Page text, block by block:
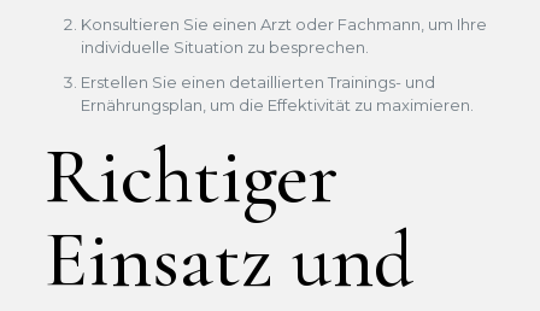
Konsultieren Sie einen Arzt oder Fachmann, um Ihre
individuelle Situation zu besprechen.
Erstellen Sie einen detaillierten Trainings- und
Ernährungsplan, um die Effektivität zu maximieren.
Richtiger
Einsatz und